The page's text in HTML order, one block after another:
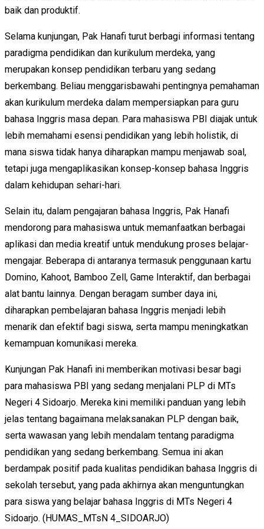
baik dan produktif.
Selama kunjungan, Pak Hanafi turut berbagi informasi tentang
paradigma pendidikan dan kurikulum merdeka, yang
merupakan konsep pendidikan terbaru yang sedang
berkembang. Beliau menggarisbawahi pentingnya pemahaman
akan kurikulum merdeka dalam mempersiapkan para guru
bahasa Inggris masa depan. Para mahasiswa PBI diajak untuk
lebih memahami esensi pendidikan yang lebih holistik, di
mana siswa tidak hanya diharapkan mampu menjawab soal,
tetapi juga mengaplikasikan konsep-konsep bahasa Inggris
dalam kehidupan sehari-hari.
Selain itu, dalam pengajaran bahasa Inggris, Pak Hanafi
mendorong para mahasiswa untuk memanfaatkan berbagai
aplikasi dan media kreatif untuk mendukung proses belajar-
mengajar. Beberapa di antaranya termasuk penggunaan kartu
Domino, Kahoot, Bamboo Zell, Game Interaktif, dan berbagai
alat bantu lainnya. Dengan beragam sumber daya ini,
diharapkan pembelajaran bahasa Inggris menjadi lebih
menarik dan efektif bagi siswa, serta mampu meningkatkan
kemampuan komunikasi mereka.
Kunjungan Pak Hanafi ini memberikan motivasi besar bagi
para mahasiswa PBI yang sedang menjalani PLP di MTs
Negeri 4 Sidoarjo. Mereka kini memiliki panduan yang lebih
jelas tentang bagaimana melaksanakan PLP dengan baik,
serta wawasan yang lebih mendalam tentang paradigma
pendidikan yang sedang berkembang. Semua ini akan
berdampak positif pada kualitas pendidikan bahasa Inggris di
sekolah tersebut, yang pada akhirnya akan menguntungkan
para siswa yang belajar bahasa Inggris di MTs Negeri 4
Sidoarjo. (HUMAS_MTsN 4_SIDOARJO)